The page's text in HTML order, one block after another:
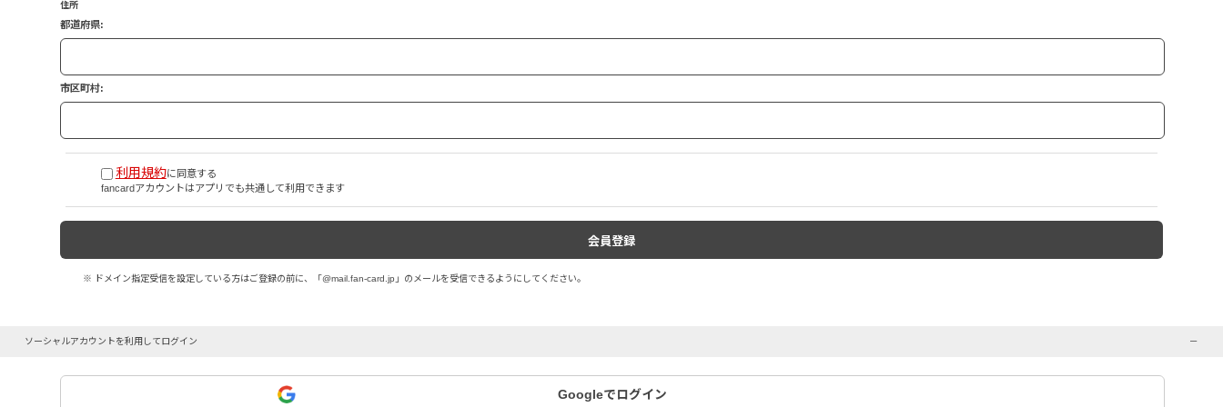
住所
都道府県:
市区町村:
利用規約に同意する
fancardアカウントはアプリでも共通して利用できます
※ ドメイン指定受信を設定している方はご登録の前に、「@mail.fan-card.jp」のメールを受信できるようにしてください。
ソーシャルアカウントを利用してログイン
Googleでログイン